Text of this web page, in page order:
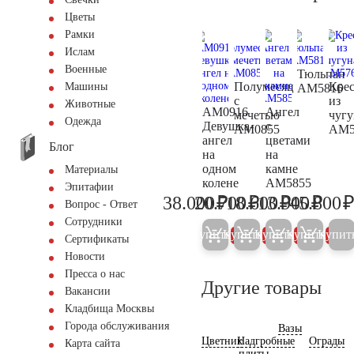
Цветы
Рамки
Ислам
Военные
Машины
Животные
Одежда
Блог
Материалы
Эпитафии
Вопрос - Ответ
Сотрудники
Сертификаты
Новости
Пресса о нас
Вакансии
Кладбища Москвы
Города обслуживания
Карта сайта
AM0916
Девушка-
ангел
на
одном
колене
40.000
38.000₽
Купить 5%
Полумесяц
с
мечетью
AM0855
21.800
20.700₽
Купить 5%
Ангел
с
цветами
на
камне
AM5855
19.600
18.600₽
Купить 5%
Тюльпан
AM5816
13.900₽
Купить 5%
из
45.800₽
Другие товары
ЦветникНадгробные
Вазы
Ограды